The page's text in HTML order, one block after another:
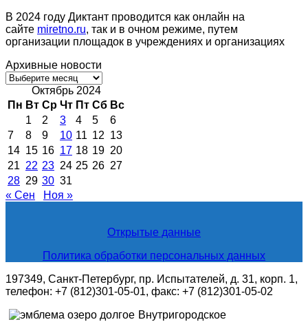
В 2024 году Диктант проводится как онлайн на
сайте miretno.ru, так и в очном режиме, путем
организации площадок в учреждениях и организациях
Архивные новости
Архивные
новостиОктябрь 2024
Пн Вт Ср Чт Пт Сб Вс
1
2 3 4 5
6
7
8 9 10 11 12 13
14 15 16 17 18 19 20
21 22 23 24 25 26 27
28 29 30 31
« Сен
Ноя »
Открытые данные
Политика обработки персональных данных
197349, Санкт-Петербург, пр. Испытателей, д. 31, корп. 1,
телефон: +7 (812)301-05-01, факс: +7 (812)301-05-02
Внутригородское